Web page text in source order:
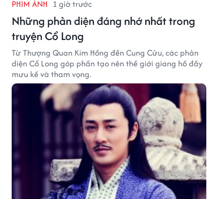
PHIM ẢNH 1 giờ trước
Những phản diện đáng nhớ nhất trong
truyện Cổ Long
Từ Thượng Quan Kim Hồng đến Cung Cửu, các phản
diện Cổ Long góp phần tạo nên thế giới giang hồ đầy
mưu kế và tham vọng.